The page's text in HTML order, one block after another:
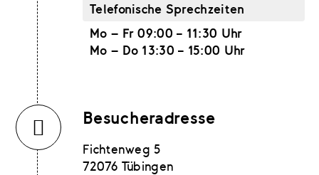
Telefonische Sprechzeiten
Mo - Fr 09:00 – 11:30 Uhr
Mo - Do 13:30 – 15:00 Uhr
Besucheradresse
Fichtenweg 5
72076 Tübingen